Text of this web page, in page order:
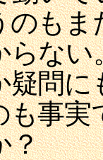
のも
らな
疑問
事実
？